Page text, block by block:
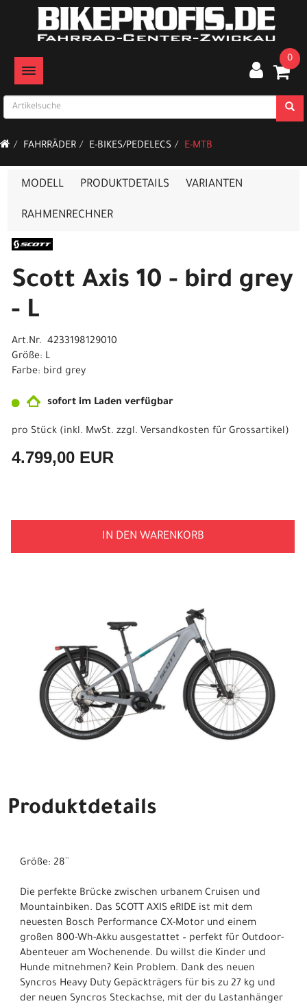
TOGGLE NAVIGATION
0
FAHRRÄDER E-BIKES/PEDELECS E-MTB
MODELL PRODUKTDETAILS VARIANTEN
RAHMENRECHNER
Scott Axis 10 - bird grey
- L
Art.Nr. 4233198129010
Größe: L
Farbe: bird grey
sofort im Laden verfügbar
pro Stück (inkl. MwSt. zzgl. Versandkosten für Grossartikel)
4.799,00 EUR
IN DEN WARENKORB
Produktdetails
Größe: 28``
Die perfekte Brücke zwischen urbanem Cruisen und
Mountainbiken. Das SCOTT AXIS eRIDE ist mit dem
neuesten Bosch Performance CX-Motor und einem
großen 800-Wh-Akku ausgestattet – perfekt für Outdoor-
Abenteuer am Wochenende. Du willst die Kinder und
Hunde mitnehmen? Kein Problem. Dank des neuen
Syncros Heavy Duty Gepäckträgers für bis zu 27 kg und
der neuen Syncros Steckachse, mit der du Lastanhänger